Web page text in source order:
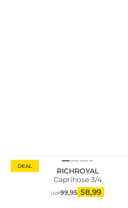
DEAL
RICHROYAL
Caprihose 3/4
UVP99,95 58,99